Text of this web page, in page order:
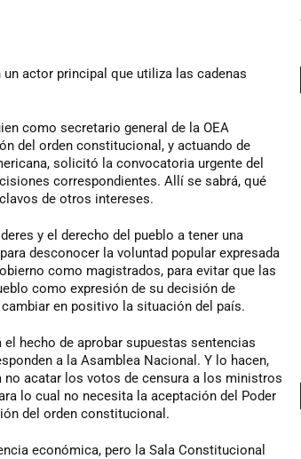
actor principal que utiliza las cadenas
como secretario general de la OEA
del orden constitucional, y actuando de
solicitó la convocatoria urgente del
correspondientes. Allí se sabrá, qué
de otros intereses.
y el derecho del pueblo a tener una
desconocer la voluntad popular expresada
como magistrados, para evitar que las
como expresión de su decisión de
en positivo la situación del país.
hecho de aprobar supuestas sentencias
a la Asamblea Nacional. Y lo hacen,
acatar los votos de censura a los ministros
lo cual no necesita la aceptación del Poder
del orden constitucional.
económica, pero la Sala Constitucional